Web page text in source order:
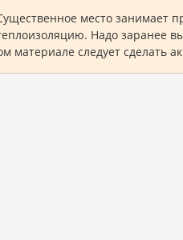
место занимает
Надо заранее
материале следует сделать